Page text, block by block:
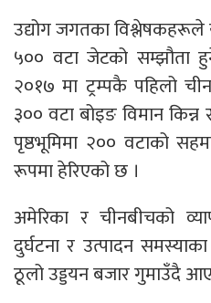
उद्योग जगतका विश्लेषकहरूले
५०० वटा जेटको सम्झौता
२०१७ मा ट्रम्पकै पहिलो
३०० वटा बोइङ विमान
पृष्ठभूमिमा २०० वटाको
रूपमा हेरिएको छ ।
अमेरिका र चीनबीचको
दुर्घटना र उत्पादन
ठूलो उड्डयन बजार गुमाउँदै